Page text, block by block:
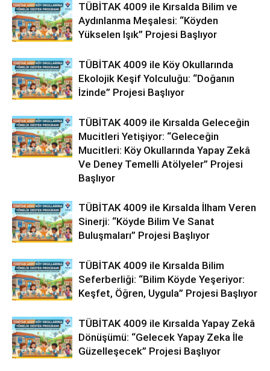
TÜBİTAK 4009 ile Kırsalda Bilim ve
Aydınlanma Meşalesi: “Köyden
Yükselen Işık” Projesi Başlıyor
TÜBİTAK 4009 ile Köy Okullarında
Ekolojik Keşif Yolculuğu: “Doğanın
İzinde” Projesi Başlıyor
TÜBİTAK 4009 ile Kırsalda Geleceğin
Mucitleri Yetişiyor: “Geleceğin
Mucitleri: Köy Okullarında Yapay Zekâ
Ve Deney Temelli Atölyeler” Projesi
Başlıyor
TÜBİTAK 4009 ile Kırsalda İlham Veren
Sinerji: “Köyde Bilim Ve Sanat
Buluşmaları” Projesi Başlıyor
TÜBİTAK 4009 ile Kırsalda Bilim
Seferberliği: “Bilim Köyde Yeşeriyor:
Keşfet, Öğren, Uygula” Projesi Başlıyor
TÜBİTAK 4009 ile Kırsalda Yapay Zekâ
Dönüşümü: “Gelecek Yapay Zeka İle
Güzelleşecek” Projesi Başlıyor